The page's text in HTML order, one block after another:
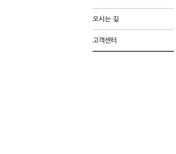
오시는 길
고객센터